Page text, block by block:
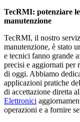
TecRMI: potenziare
manutenzione
TecRMI, il nostro
manutenzione, è stato
e tecnici fanno grande
precisi e aggiornati per
di oggi. Abbiamo
applicazioni pratiche
di accettazione diretta
Elettronici
operazioni e a fornire